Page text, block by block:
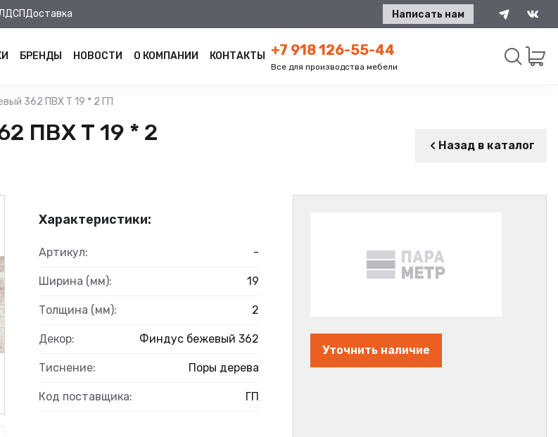
Доставка Написать нам
БРЕНДЫ НОВОСТИ О КОМПАНИИ КОНТАКТЫ +7 918 126-55-44
Все для производства мебели
362 ПВХ Т 19 * 2 ГП
ПВХ Т 19 * 2
Назад в каталог
Характеристики:
Артикул: -
Ширина (мм): 19
Толщина (мм): 2
Декор: Финдус бежевый 362
Тиснение: Поры дерева
Код поставщика: ГП
Уточнить наличие